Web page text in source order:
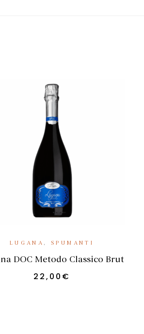
AGGIUNGI AL CARRELLO
LUGANA , SPUMANTI
DOC Metodo Classico Brut
22,00 €